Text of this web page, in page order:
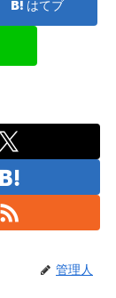
はてブ
管理人